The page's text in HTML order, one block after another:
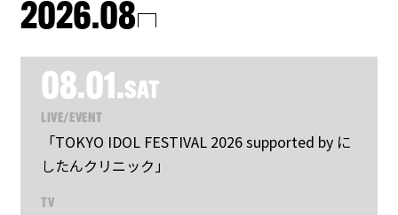
2026.08
08.01.SAT
LIVE/EVENT
「TOKYO IDOL FESTIVAL 2026 supported by に
したんクリニック」
TV